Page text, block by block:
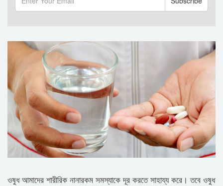
ওষুধ আমাদের শারীরিক নানারকম সমস্যাকে দূর করতে সাহায্য করে। তবে ওষুধ